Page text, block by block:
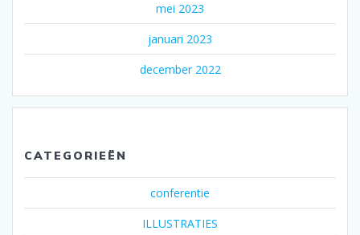
mei 2023
januari 2023
december 2022
CATEGORIEËN
conferentie
ILLUSTRATIES